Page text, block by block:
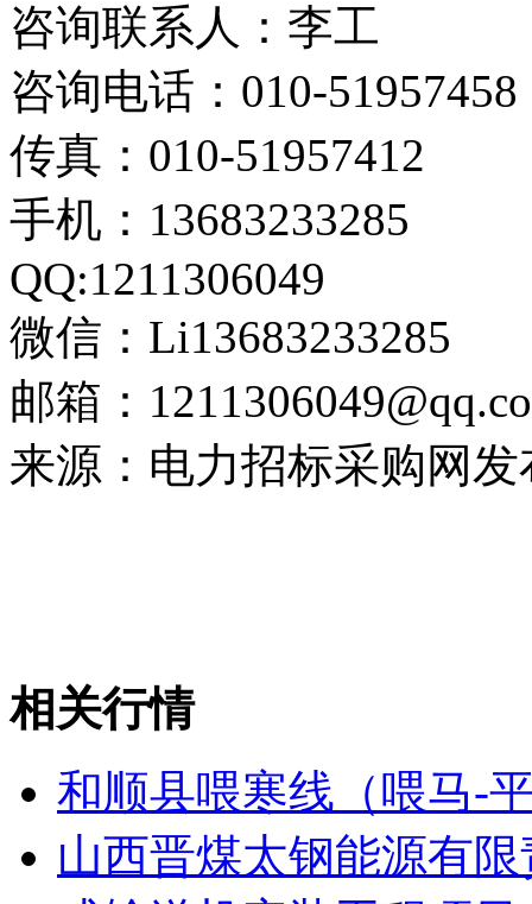
咨询联系人：李工
咨询电话：010-51957458
传真：010-51957412
手机：13683233285
QQ:1211306049
微信：Li13683233285
邮箱：
来源：电力招标采购网
相关行情
和顺县喂寒线（喂马-
山西晋煤太钢能源有